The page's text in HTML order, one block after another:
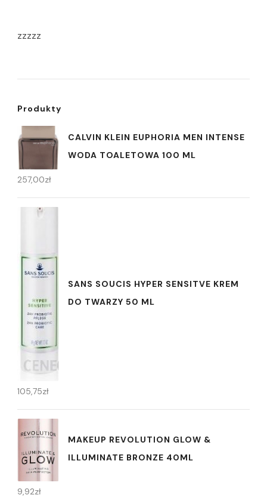
zzzzz
Produkty
CALVIN KLEIN EUPHORIA MEN INTENSE
WODA TOALETOWA 100 ML
257,00zł
SANS SOUCIS HYPER SENSITVE KREM
DO TWARZY 50 ML
105,75zł
MAKEUP REVOLUTION GLOW &
ILLUMINATE BRONZE 40ML
9,92zł